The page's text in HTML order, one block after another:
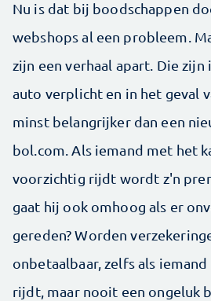
Nu is dat bij boodschappen
webshops al een probleem.
zijn een verhaal apart. Die zijn
auto verplicht en in het geval
minst belangrijker dan een
bol.com. Als iemand met het
voorzichtig rijdt wordt z'n
gaat hij ook omhoog als er
gereden? Worden
onbetaalbaar, zelfs als
rijdt, maar nooit een ongeluk